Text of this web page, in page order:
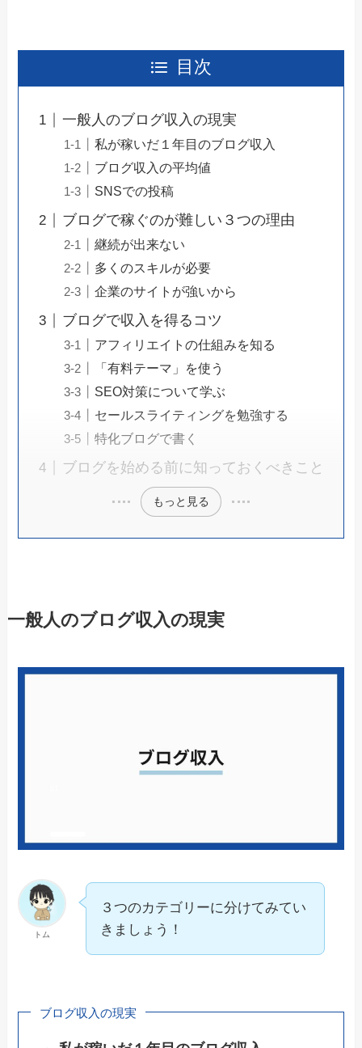
目次
一般人のブログ収入の現実
私が稼いだ１年目のブログ収入
ブログ収入の平均値
SNSでの投稿
ブログで稼ぐのが難しい３つの理由
継続が出来ない
多くのスキルが必要
企業のサイトが強いから
ブログで収入を得るコツ
アフィリエイトの仕組みを知る
「有料テーマ」を使う
SEO対策について学ぶ
セールスライティングを勉強する
特化ブログで書く
ブログを始める前に知っておくべきこと
もっと見る
一般人のブログ収入の現実
トム
３つのカテゴリーに分けてみてい
きましょう！
ブログ収入の現実